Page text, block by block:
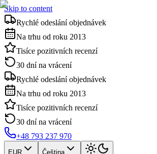
Skip to content
Rychlé odeslání objednávek
Na trhu od roku 2013
Tisíce pozitivních recenzí
30 dní na vrácení
Rychlé odeslání objednávek
Na trhu od roku 2013
Tisíce pozitivních recenzí
30 dní na vrácení
+48 793 237 970
EUR Čeština